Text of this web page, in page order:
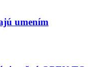
umením